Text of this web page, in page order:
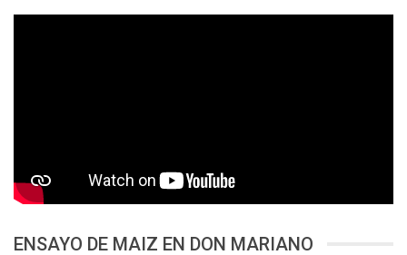
ENSAYO DE MAIZ EN DON MARIANO